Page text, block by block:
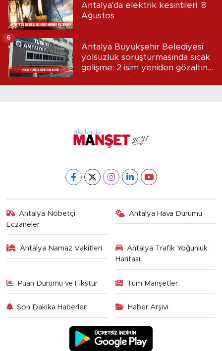
Antalya'da elektrik kesintileri: 8
Ağustos
Antalya Büyükşehir Belediyesi
yolsuzluk soruşturmasında sıcak
gelişme: 2 isim yeniden gözaltına
6
Antalya Nöbetçi
Eczaneler
Antalya Hava Durumu
Antalya Namaz Vakitleri
Antalya Trafik Yoğunluk
Haritası
Puan Durumu ve Fikstür Tüm Manşetler
Son Dakika Haberleri Haber Arşivi